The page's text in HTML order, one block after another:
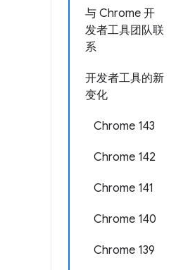
与 Chrome 开
发者工具团队联
系
开发者工具的新
变化
Chrome 143
Chrome 142
Chrome 141
Chrome 140
Chrome 139